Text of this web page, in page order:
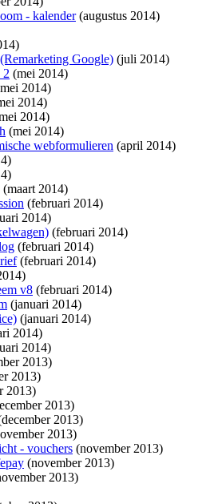
- kalender(augustus 2014)
Google) (juli 2014)
2 (mei 2014)
2014)
2014)
2014)
(mei 2014)
webformulieren (april 2014)
(maart 2014)
(februari 2014)
2014)
(februari 2014)
(februari 2014)
(februari 2014)
v8 (februari 2014)
(januari 2014)
(januari 2014)
2014)
2014)
2013)
2013)
2013)
2013)
2013)
2013)
- vouchers (november 2013)
(november 2013)
2013)